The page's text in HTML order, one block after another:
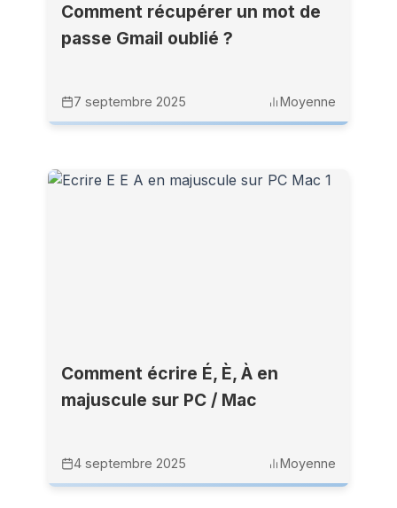
Comment récupérer un mot de
passe Gmail oublié ?
7 septembre 2025 Moyenne
Comment écrire É, È, À en
majuscule sur PC / Mac
4 septembre 2025 Moyenne